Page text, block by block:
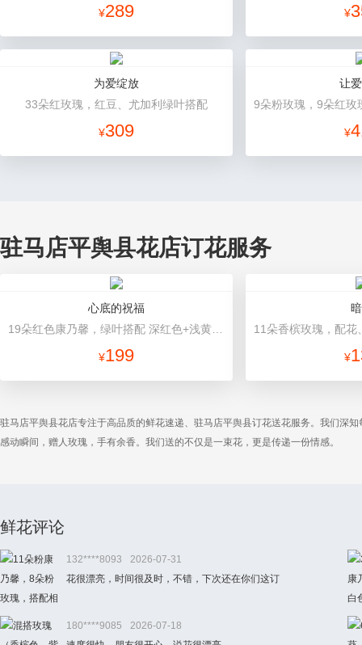
¥289 ¥
为爱绽放
33朵红玫瑰，红豆、尤加利绿叶搭配
¥309
让
¥
驻马店平舆县花店订花服务
心底的祝福
¥199 ¥
驻马店平舆县花店专注于高品质的鲜花速递、驻马店平舆县订花送花服务。我们深
感动瞬间，赠人玫瑰，手有余香。我们送的不仅是一束花，更是传递一份情感。
鲜花评论
132****8093
2026-07-31
花很漂亮，时间很及时，不错，下次还在你们这订
180****9085
2026-07-18